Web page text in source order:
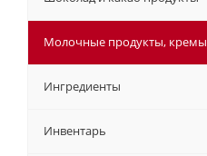
Молочные продукты, кремы
Ингредиенты
Инвентарь